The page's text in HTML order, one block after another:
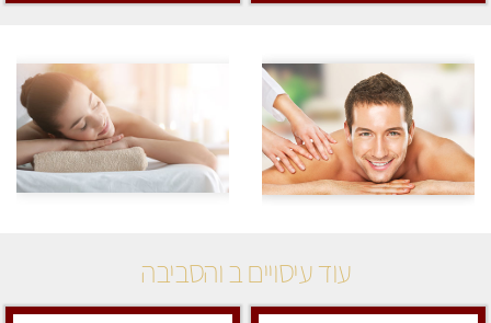
עוד עיסויים ב והסביבה